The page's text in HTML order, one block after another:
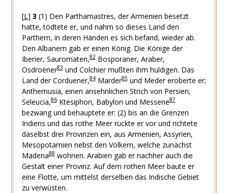
[L] 3 (1) Den Parthamastres, der Armenien besetzt
hatte, tödtete er, und nahm so dieses Land den
Parthern, in deren Händen es sich befand, wieder ab.
Den Albanern gab er einen König. Die Könige der
Iberier, Sauromaten,82Bosporaner, Araber,
Osdroëner83und Colchier mußten ihm huldigen. Das
Land der Corduener,84Marder85und Meder eroberte er;
Anthemusia, einen ansehnlichen Strich von Persien,
Seleucia,86Ktesiphon, Babylon und Messene87
bezwang und behauptete er: (2) bis an die Grenzen
Indiens und das rothe Meer rückte er vor und richtete
daselbst drei Provinzen ein, aus Armenien, Assyrien,
Mesopotamien nebst den Völkern, welche zunächst
Madena88wohnen. Arabien gab er nachher auch die
Gestalt einer Provinz. Auf dem rothen Meer baute er
eine Flotte, um mittelst derselben das Indische Gebiet
zu verwüsten.